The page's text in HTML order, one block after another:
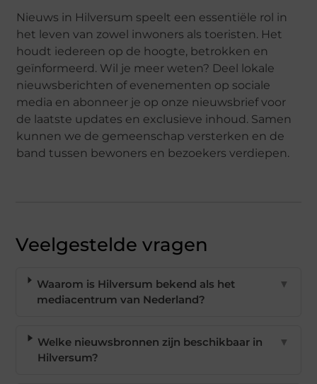
Nieuws in Hilversum speelt een essentiële rol in
het leven van zowel inwoners als toeristen. Het
houdt iedereen op de hoogte, betrokken en
geïnformeerd. Wil je meer weten? Deel lokale
nieuwsberichten of evenementen op sociale
media en abonneer je op onze nieuwsbrief voor
de laatste updates en exclusieve inhoud. Samen
kunnen we de gemeenschap versterken en de
band tussen bewoners en bezoekers verdiepen.
Veelgestelde vragen
Waarom is Hilversum bekend als het
mediacentrum van Nederland?
▼
Welke nieuwsbronnen zijn beschikbaar in
Hilversum?
▼